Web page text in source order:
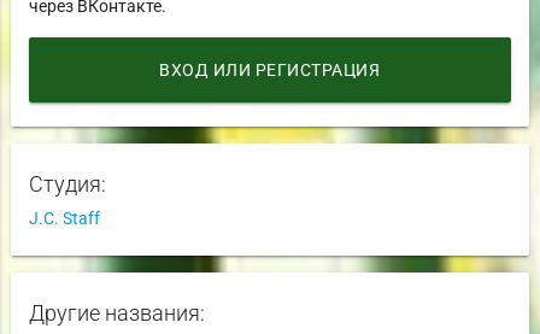
через ВКонтакте.
ВХОД ИЛИ РЕГИСТРАЦИЯ
Студия:
J.C. Staff
Другие названия: